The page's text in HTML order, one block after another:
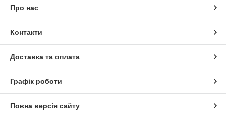
Про нас
Контакти
Доставка та оплата
Графік роботи
Повна версія сайту